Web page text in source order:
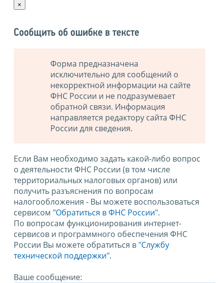
×
Сообщить об ошибке в тексте
Форма предназначена
исключительно для сообщений о
некорректной информации на сайте
ФНС России и не подразумевает
обратной связи. Информация
направляется редактору сайта ФНС
России для сведения.
Если Вам необходимо задать какой-либо вопрос
о деятельности ФНС России (в том числе
территориальных налоговых органов) или
получить разъяснения по вопросам
налогообложения - Вы можете воспользоваться
сервисом "Обратиться в ФНС России".
По вопросам функционирования интернет-
сервисов и программного обеспечения ФНС
России Вы можете обратиться в "Службу
технической поддержки".
Ваше сообщение: